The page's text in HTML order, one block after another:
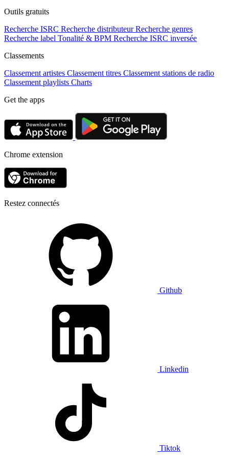
Outils gratuits
Recherche ISRC Recherche distributeur Recherche genres
Recherche label Tonalité & BPM Recherche ISRC inversée
Classements
Classement artistes Classement titres Classement stations de radio
Classement playlists Charts
Get the apps
Chrome extension
Restez connectés
Github
Linkedin
Tiktok